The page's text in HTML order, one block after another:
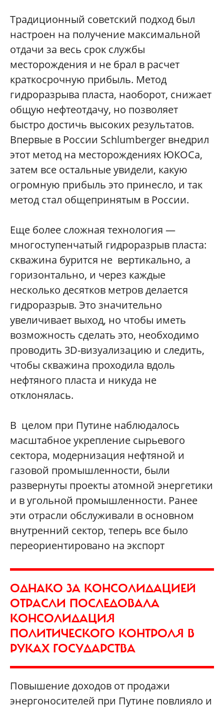
Традиционный советский подход был
настроен на получение максимальной
отдачи за весь срок службы
месторождения и не брал в расчет
краткосрочную прибыль. Метод
гидроразрыва пласта, наоборот, снижает
общую нефтеотдачу, но позволяет
быстро достичь высоких результатов.
Впервые в России Schlumberger внедрил
этот метод на месторождениях ЮКОСа,
затем все остальные увидели, какую
огромную прибыль это принесло, и так
метод стал общепринятым в России.
Еще более сложная технология —
многоступенчатый гидроразрыв пласта:
скважина бурится не вертикально, а
горизонтально, и через каждые
несколько десятков метров делается
гидроразрыв. Это значительно
увеличивает выход, но чтобы иметь
возможность сделать это, необходимо
проводить 3D-визуализацию и следить,
чтобы скважина проходила вдоль
нефтяного пласта и никуда не
отклонялась.
В целом при Путине наблюдалось
масштабное укрепление сырьевого
сектора, модернизация нефтяной и
газовой промышленности, были
развернуты проекты атомной энергетики
и в угольной промышленности. Ранее
эти отрасли обслуживали в основном
внутренний сектор, теперь все было
переориентировано на экспорт
ОДНАКО ЗА КОНСОЛИДАЦИЕЙ
ОТРАСЛИ ПОСЛЕДОВАЛА
КОНСОЛИДАЦИЯ
ПОЛИТИЧЕСКОГО КОНТРОЛЯ В
РУКАХ ГОСУДАРСТВА
Повышение доходов от продажи
энергоносителей при Путине повлияло и